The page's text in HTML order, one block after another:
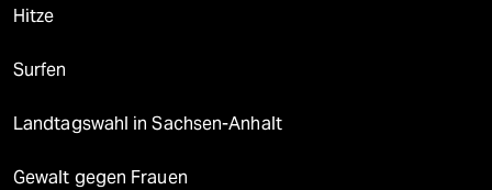
Hitze
Surfen
Landtagswahl in Sachsen-Anhalt
Gewalt gegen Frauen